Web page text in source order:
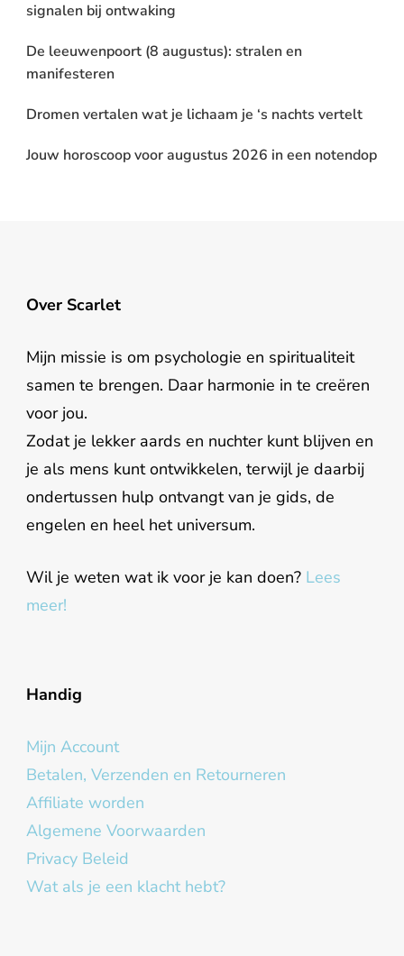
signalen bij ontwaking
De leeuwenpoort (8 augustus): stralen en
manifesteren
Dromen vertalen wat je lichaam je ‘s nachts vertelt
Jouw horoscoop voor augustus 2026 in een notendop
Over Scarlet
Mijn missie is om psychologie en spiritualiteit
samen te brengen. Daar harmonie in te creëren
voor jou.
Zodat je lekker aards en nuchter kunt blijven en
je als mens kunt ontwikkelen, terwijl je daarbij
ondertussen hulp ontvangt van je gids, de
engelen en heel het universum.
Wil je weten wat ik voor je kan doen? Lees
meer!
Handig
Mijn Account
Betalen, Verzenden en Retourneren
Affiliate worden
Algemene Voorwaarden
Privacy Beleid
Wat als je een klacht hebt?